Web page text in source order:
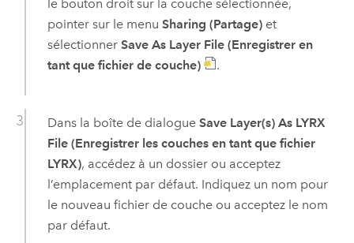
le bouton droit sur la couche sélectionnée,
pointer sur le menu Sharing (Partage)et
sélectionner Save As Layer File (Enregistrer en
tant que fichier de couche)
.
Dans la boîte de dialogue Save Layer(s) As LYRX
File (Enregistrer les couches en tant que fichier
LYRX), accédez à un dossier ou acceptez
l’emplacement par défaut. Indiquez un nom pour
le nouveau fichier de couche ou acceptez le nom
par défaut.